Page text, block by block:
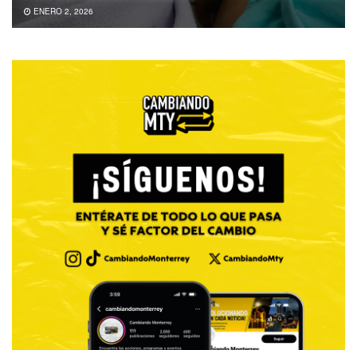
ENERO 2, 2026